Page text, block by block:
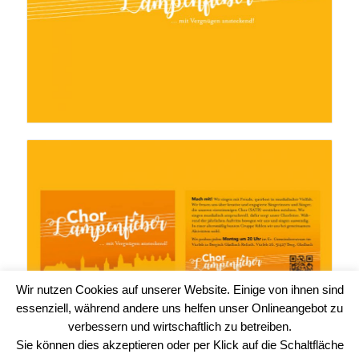
Wir nutzen Cookies auf unserer Website. Einige von ihnen sind
essenziell, während andere uns helfen unser Onlineangebot zu
verbessern und wirtschaftlich zu betreiben.
Sie können dies akzeptieren oder per Klick auf die Schaltfläche